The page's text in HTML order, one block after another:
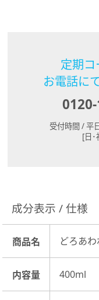
髪だけではなくし
頭皮を軽く洗いま
が落ちやすくなり
す。
定期
お電話に
受付時間 / 平
[日･
成分表示 / 仕様
商品名 どろあ
内容量 400ml